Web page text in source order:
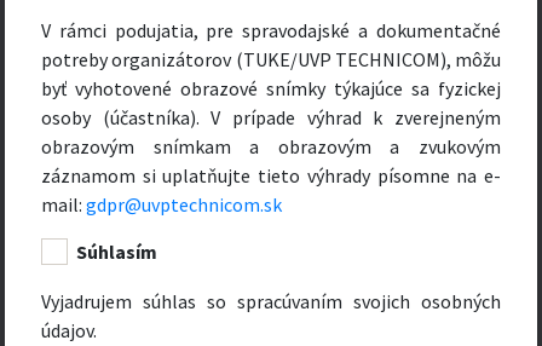
V rámci podujatia, pre spravodajské a dokumentačné
potreby organizátorov (TUKE/UVP TECHNICOM), môžu
byť vyhotovené obrazové snímky týkajúce sa fyzickej
osoby (účastníka). V prípade výhrad k zverejneným
obrazovým snímkam a obrazovým a zvukovým
záznamom si uplatňujte tieto výhrady písomne na e-
mail: gdpr@uvptechnicom.sk
Súhlasím
Vyjadrujem súhlas so spracúvaním svojich osobných
údajov.